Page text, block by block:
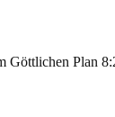
Göttlichen Plan